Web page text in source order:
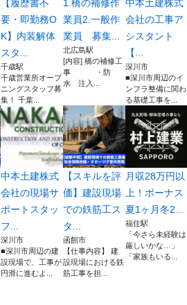
【履歴書不
要・即勤務O
K】内装解体
スタ...
千歳駅
千歳営業所オープ
ニングスタッフ募
集！ 千葉...
1.橋の補修作
業員2.一般作
業員 募集...
北広島駅
[内容] 橋の補修工
事 ・防
水 注入...
中本土建株式
会社の工事ア
シスタント
【...
深川市
■深川市周辺のイ
ンフラ整備に関わ
る基礎工事を...
中本土建株式
会社の現場サ
ポートスタッ
フ...
深川市
■深川市周辺の建
設現場で、工事が
円滑に進むよ...
【スキルを評
価】建設現場
での鉄筋工ス
タ...
函館市
【仕事内容】 建
設現場における鉄
筋工事を担...
月収28万円以
上！ボーナス
夏1ヶ月冬2...
福住駅
「今さら未経験は
厳しいかな…」
「家族もいる...